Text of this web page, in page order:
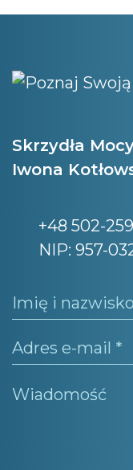
Skrzydła
Iwona
+48 502-
NIP: 957-